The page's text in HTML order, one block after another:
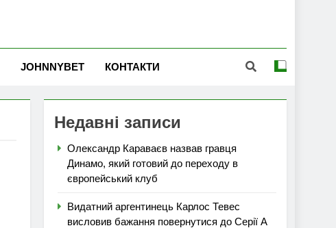
JOHNNYBET КОНТАКТИ
Недавні записи
Олександр Караваєв назвав гравця
Динамо, який готовий до переходу в
європейський клуб
Видатний аргентинець Карлос Тевес
висловив бажання повернутися до Серії А